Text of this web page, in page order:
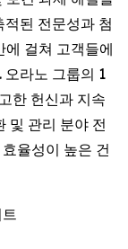
된 전문성과 첨
에 걸쳐 고객들에
라노 그룹의 1
한 헌신과 지속
및 관리 분야 전
율성이 높은 건